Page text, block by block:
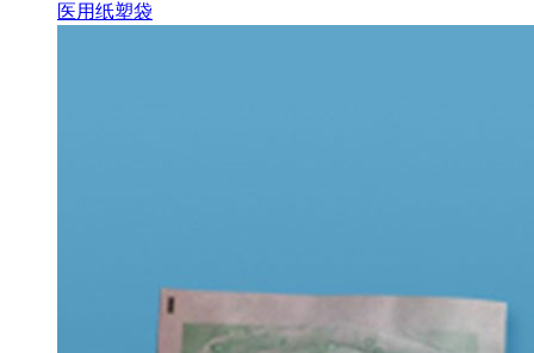
医用纸塑袋